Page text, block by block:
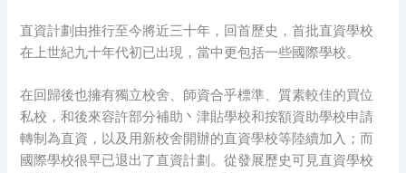
直資計劃由推行至今將近三十年，回首歷史，首批直資學校
在上世紀九十年代初已出現，當中更包括一些國際學校。
在回歸後也擁有獨立校舍、師資合乎標準、質素較佳的買位
私校，和後來容許部分補助丶津貼學校和按額資助學校申請
轉制為直資，以及用新校舍開辦的直資學校等陸續加入；而
國際學校很早已退出了直資計劃。從發展歷史可見直資學校